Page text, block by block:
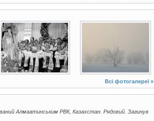
4 фото
Всі фотогалереї »
Алмаатинським РВК, Казахстан. Рядовий. Загинув